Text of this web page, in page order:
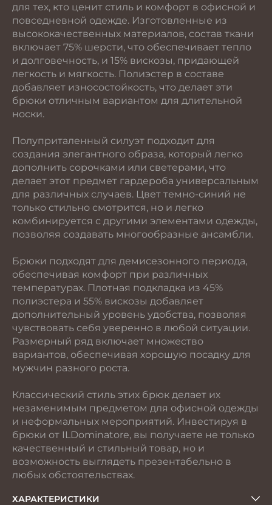
для тех, кто ценит стиль и комфорт в офисной и
повседневной одежде. Изготовленные из
высококачественных материалов, состав ткани
включает 75% шерсти, что обеспечивает тепло
и долговечность, и 15% вискозы, придающей
легкость и мягкость. Полиэстер в составе
добавляет износостойкость, что делает эти
брюки отличным вариантом для длительной
носки.
Полуприталенный силуэт подходит для
создания элегантного образа, который легко
дополнить сорочками или светерами, что
делает этот предмет гардероба универсальным
для различных случаев. Цвет темно-синий не
только стильно смотрится, но и легко
комбинируется с другими элементами одежды,
позволяя создавать многообразные ансамбли.
Брюки подходят для демисезонного периода,
обеспечивая комфорт при различных
температурах. Плотная подкладка из 45%
полиэстера и 55% вискозы добавляет
дополнительный уровень удобства, позволяя
чувствовать себя уверенно в любой ситуации.
Размерный ряд включает множество
вариантов, обеспечивая хорошую посадку для
мужчин разного роста.
Классический стиль этих брюк делает их
незаменимым предметом для офисной одежды
и неформальных мероприятий. Инвестируя в
брюки от ILDominatore, вы получаете не только
качественный и стильный товар, но и
возможность выглядеть презентабельно в
любых обстоятельствах.
ХАРАКТЕРИСТИКИ